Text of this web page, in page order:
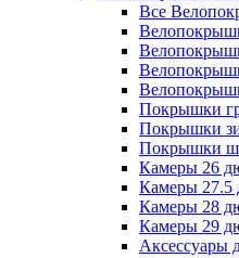
Все
Покрышки
Покрышки
Покрышки
Камеры 26
Камеры 27.5
Камеры 28
Камеры 29
Аксессуары